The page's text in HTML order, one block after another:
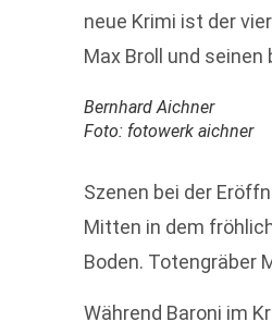
neue Krimi ist der
Max Broll und seinen
Bernhard Aichner
Foto: fotowerk aichner
Szenen bei der
Mitten in dem
Boden. Totengräber
Während Baroni im